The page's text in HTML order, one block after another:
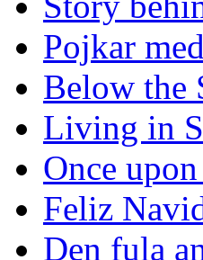
Pojkar
Below the
Living in
Once
Feliz
Den fula